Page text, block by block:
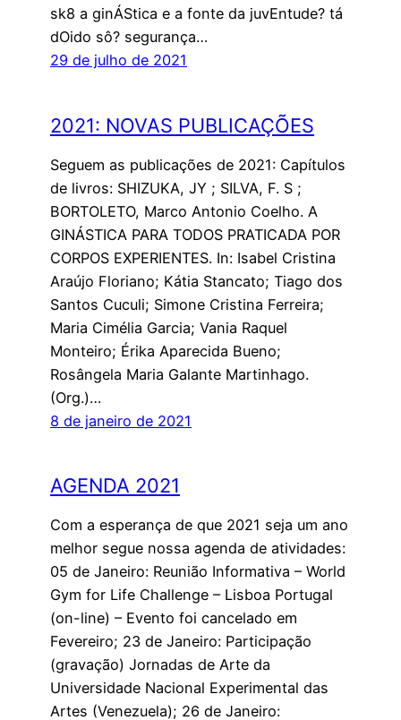
sk8 a ginÁStica e a fonte da juvEntude? tá
dOido sô? segurança…
29 de julho de 2021
2021: NOVAS PUBLICAÇÕES
Seguem as publicações de 2021: Capítulos
de livros: SHIZUKA, JY ; SILVA, F. S ;
BORTOLETO, Marco Antonio Coelho. A
GINÁSTICA PARA TODOS PRATICADA POR
CORPOS EXPERIENTES. In: Isabel Cristina
Araújo Floriano; Kátia Stancato; Tiago dos
Santos Cuculi; Simone Cristina Ferreira;
Maria Cimélia Garcia; Vania Raquel
Monteiro; Érika Aparecida Bueno;
Rosângela Maria Galante Martinhago.
(Org.)…
8 de janeiro de 2021
AGENDA 2021
Com a esperança de que 2021 seja um ano
melhor segue nossa agenda de atividades:
05 de Janeiro: Reunião Informativa – World
Gym for Life Challenge – Lisboa Portugal
(on-line) – Evento foi cancelado em
Fevereiro; 23 de Janeiro: Participação
(gravação) Jornadas de Arte da
Universidade Nacional Experimental das
Artes (Venezuela); 26 de Janeiro: